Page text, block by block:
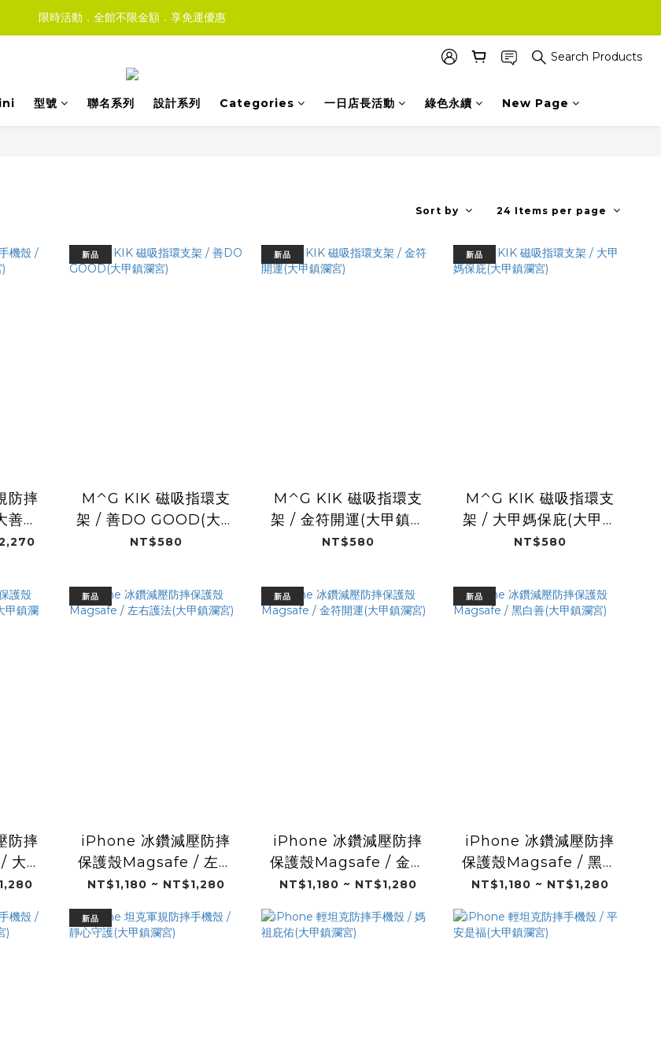
限時活動．全館不限金額．享免運優惠
Search Products
型號 聯名系列 設計系列 Categories 一日店長活動 綠色永續 New Page
Sort by 24 Items per page
防摔
包
新品
M⌃G KIK 磁吸指環支
架 / 善DO GOOD(大甲
鎮瀾宮)
NT$580
新品
M⌃G KIK 磁吸指環支
架 / 金符開運(大甲鎮瀾
宮)
NT$580
新品
M⌃G KIK 磁吸指環支
架 / 大甲媽保庇(大甲鎮
瀾宮)
NT$580
防摔
大甲
宮)
新品
iPhone 冰鑽減壓防摔
保護殼Magsafe / 左右
護法(大甲鎮瀾宮)
NT$1,180 ~ NT$1,280
新品
iPhone 冰鑽減壓防摔
保護殼Magsafe / 金符
開運(大甲鎮瀾宮)
NT$1,180 ~ NT$1,280
新品
iPhone 冰鑽減壓防摔
保護殼Magsafe / 黑白
善(大甲鎮瀾宮)
NT$1,180 ~ NT$1,280
新品